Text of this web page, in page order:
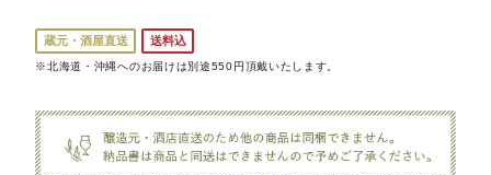
蔵元・酒屋直送 送料込
※北海道・沖縄へのお届けは別途550円頂戴いたします。